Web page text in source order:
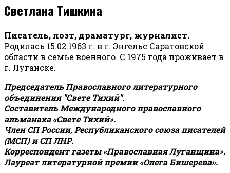
Светлана Тишкина
Писатель, поэт, драматург, журналист.
Родилась 15.02.1963 г. в г. Энгельс Саратовской
области в семье военного. С 1975 года проживает в
г. Луганске.
Председатель Православного литературного
объединения "Свете Тихий".
Составитель Международного православного
альманаха «Свете Тихий».
Член СП России, Республиканского союза писателей
(МСП) и СП ЛНР.
Корреспондент газеты «Православная Луганщина».
Лауреат литературной премии «Олега Бишерева».